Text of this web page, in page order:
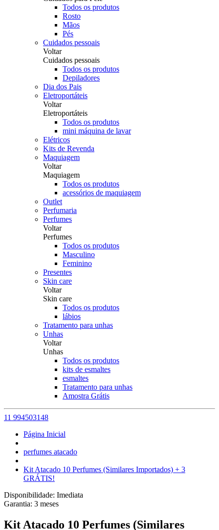
Todos os produtos
Rosto
Mãos
Pés
Cuidados pessoais
Voltar
Cuidados pessoais
Todos os produtos
Depiladores
Dia dos Pais
Eletroportáteis
Voltar
Eletroportáteis
Todos os produtos
mini máquina de lavar
Elétricos
Kits de Revenda
Maquiagem
Voltar
Maquiagem
Todos os produtos
acessórios de maquiagem
Outlet
Perfumaria
Perfumes
Voltar
Perfumes
Todos os produtos
Masculino
Feminino
Presentes
Skin care
Voltar
Skin care
Todos os produtos
lábios
Tratamento para unhas
Unhas
Voltar
Unhas
Todos os produtos
kits de esmaltes
esmaltes
Tratamento para unhas
Amostra Grátis
11 994503148
Página Inicial
perfumes atacado
Kit Atacado 10 Perfumes (Similares Importados) + 3
GRÁTIS!
Disponibilidade: Imediata
Garantia: 3 meses
Kit Atacado 10 Perfumes (Similares